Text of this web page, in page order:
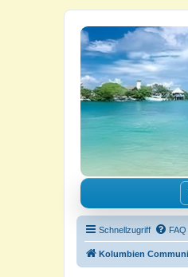
Reisen, Auswandern,
Schnellzugriff FAQ
Kolumbien